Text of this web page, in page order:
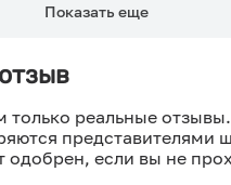
Показать еще
реальные
представителями
одобрен, если вы не